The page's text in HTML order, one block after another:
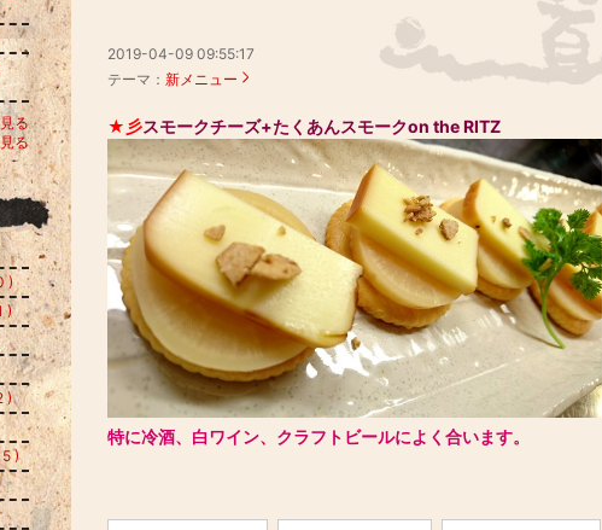
2019-04-09 09:55:17
テーマ： 新メニュー
★彡スモークチーズ+たくあんスモークon the RITZ
特に冷酒、白ワイン、クラフトビールによく合います。
る
る
)
)
)
)